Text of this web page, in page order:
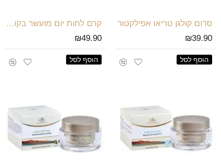
סרום קולגן טריאו אפילקטור
₪39.90
הוסף לסל
קרם לחות יום מועשר בקולגן
₪49.90
הוסף לסל